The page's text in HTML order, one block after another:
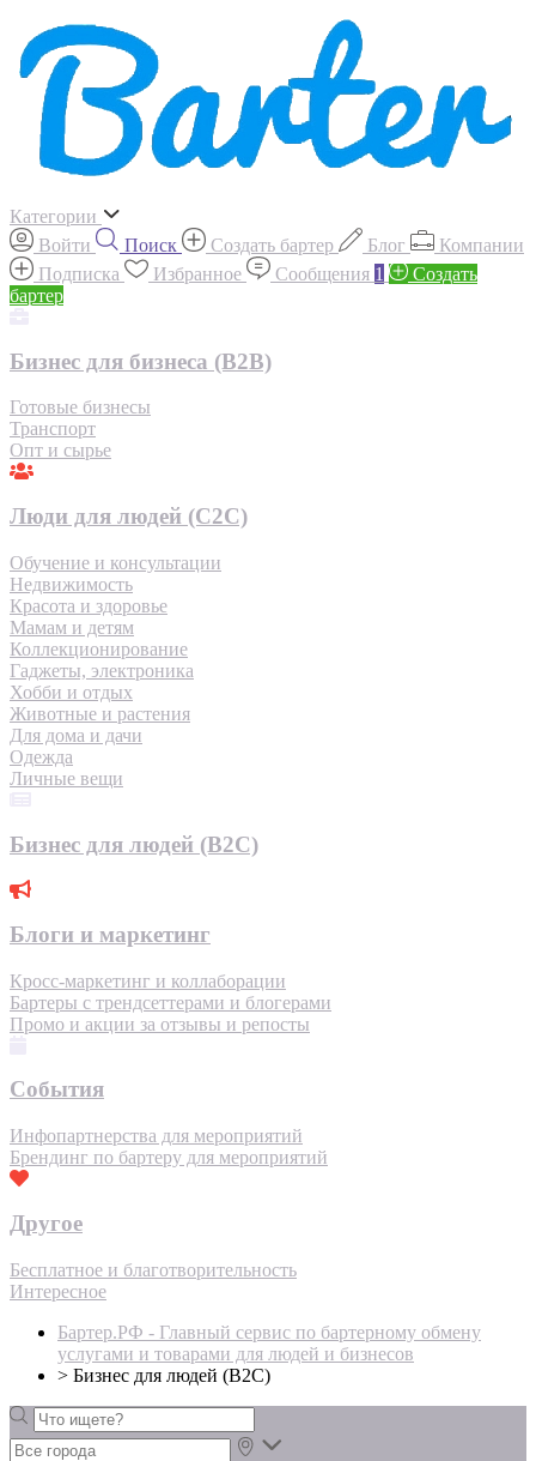
Категории
Войти
Поиск Создать бартер Блог
Компании
Подписка
Избранное Сообщения 1
Создать
бартер
Бизнес для бизнеса (B2B)
Готовые бизнесы
Транспорт
Опт и сырье
Люди для людей (С2С)
Обучение и консультации
Недвижимость
Красота и здоровье
Мамам и детям
Коллекционирование
Гаджеты, электроника
Хобби и отдых
Животные и растения
Для дома и дачи
Одежда
Личные вещи
Бизнес для людей (B2C)
Блоги и маркетинг
Кросс-маркетинг и коллаборации
Бартеры с трендсеттерами и блогерами
Промо и акции за отзывы и репосты
События
Инфопартнерства для мероприятий
Брендинг по бартеру для мероприятий
Другое
Бесплатное и благотворительность
Интересное
Бартер.РФ - Главный сервис по бартерному обмену
услугами и товарами для людей и бизнесов
> Бизнес для людей (B2C)